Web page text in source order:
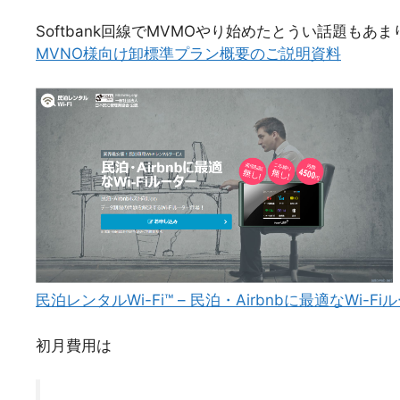
Softbank回線でMVMOやり始めたとうい話題もあま
MVNO様向け卸標準プラン概要のご説明資料
民泊レンタルWi-Fi™ – 民泊・Airbnbに最適なWi-Fiル
初月費用は